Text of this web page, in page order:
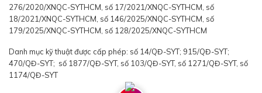
276/2020/XNQC-SYTHCM, số 17/2021/XNQC-SYTHCM, số
18/2021/XNQC-SYTHCM, số 146/2025/XNQC-SYTHCM, số
179/2025/XNQC-SYTHCM, số 128/2025/XNQC-SYTHCM
Danh mục kỹ thuật được cấp phép: số 14/QĐ-SYT; 915/QĐ-SYT;
470/QĐ-SYT; số 1877/QĐ-SYT, số 103/QĐ-SYT, số 1271/QĐ-SYT, số
1174/QĐ-SYT